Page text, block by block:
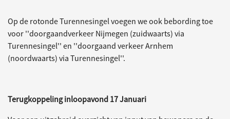
Op de rotonde Turennesingel voegen we ook bebording toe
voor ''doorgaandverkeer Nijmegen (zuidwaarts) via
Turennesingel'' en ''doorgaand verkeer Arnhem
(noordwaarts) via Turennesingel''.
Terugkoppeling inloopavond 17 Januari